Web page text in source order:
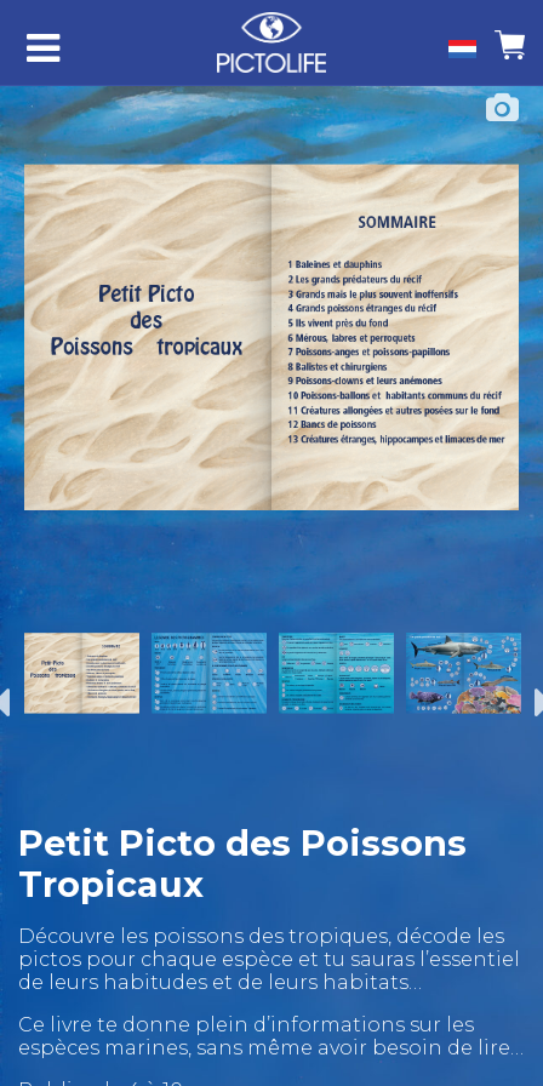
Petit Picto des Poissons
Tropicaux
Découvre les poissons des tropiques, décode les
pictos pour chaque espèce et tu sauras l’essentiel
de leurs habitudes et de leurs habitats…
Ce livre te donne plein d’informations sur les
espèces marines, sans même avoir besoin de lire…